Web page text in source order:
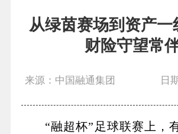
从绿茵赛场到资产一
财险守望常
来源：中国融通集团 日
“融超杯”足球联赛上，